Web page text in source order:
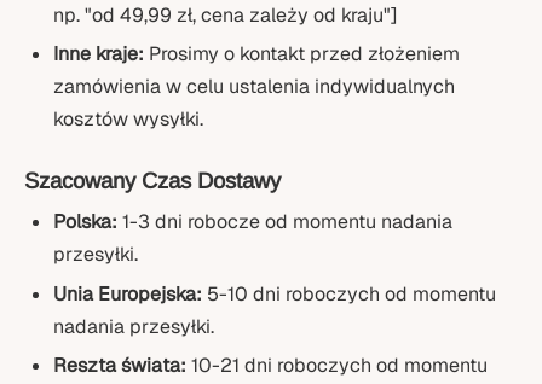
np. "od 49,99 zł, cena zależy od kraju"]
Inne kraje: Prosimy o kontakt przed złożeniem
zamówienia w celu ustalenia indywidualnych
kosztów wysyłki.
Szacowany Czas Dostawy
Polska: 1-3 dni robocze od momentu nadania
przesyłki.
Unia Europejska: 5-10 dni roboczych od momentu
nadania przesyłki.
Reszta świata: 10-21 dni roboczych od momentu